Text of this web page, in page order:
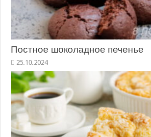
Постное шоколадное печенье